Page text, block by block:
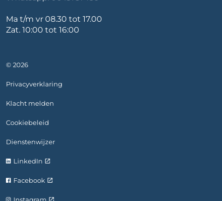
Ma t/m vr 08.30 tot 17.00
Zat. 10:00 tot 16:00
© 2026
Privacyverklaring
Klacht melden
Cookiebeleid
Dienstenwijzer
LinkedIn
Facebook